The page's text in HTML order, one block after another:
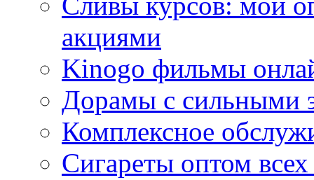
акциями
Kinogo фильмы
Дорамы с сильными
Комплексное
Сигареты оптом